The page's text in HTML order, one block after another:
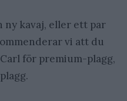
ny kavaj, eller ett par
vi att du
för premium-plagg,